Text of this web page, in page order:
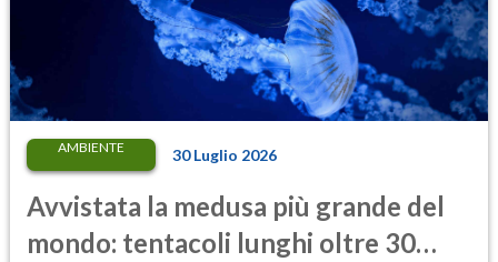
AMBIENTE 30 Luglio 2026
Avvistata la medusa più grande del
mondo: tentacoli lunghi oltre 30